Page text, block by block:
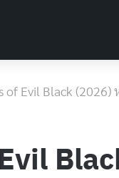
of Evil Black